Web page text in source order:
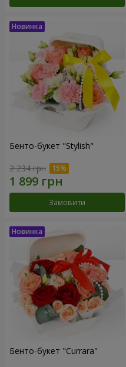
Бенто-букет "Stylish"
2 234 грн
Замовити
Бенто-букет "Currara"